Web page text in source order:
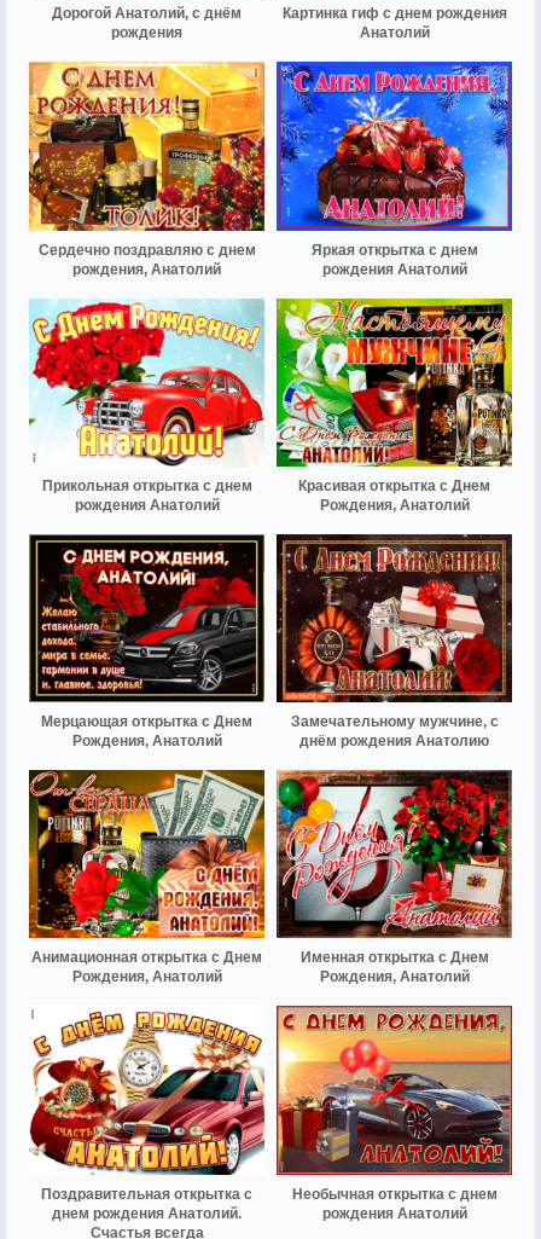
Дорогой Анатолий, с днём
рождения
Картинка гиф с днем рождения
Анатолий
Сердечно поздравляю с днем
рождения, Анатолий
Яркая открытка с днем
рождения Анатолий
Прикольная открытка с днем
рождения Анатолий
Красивая открытка с Днем
Рождения, Анатолий
Мерцающая открытка с Днем
Рождения, Анатолий
Замечательному мужчине, с
днём рождения Анатолию
Анимационная открытка с Днем
Рождения, Анатолий
Именная открытка с Днем
Рождения, Анатолий
Поздравительная открытка с
днем рождения Анатолий.
Счастья всегда
Необычная открытка с днем
рождения Анатолий